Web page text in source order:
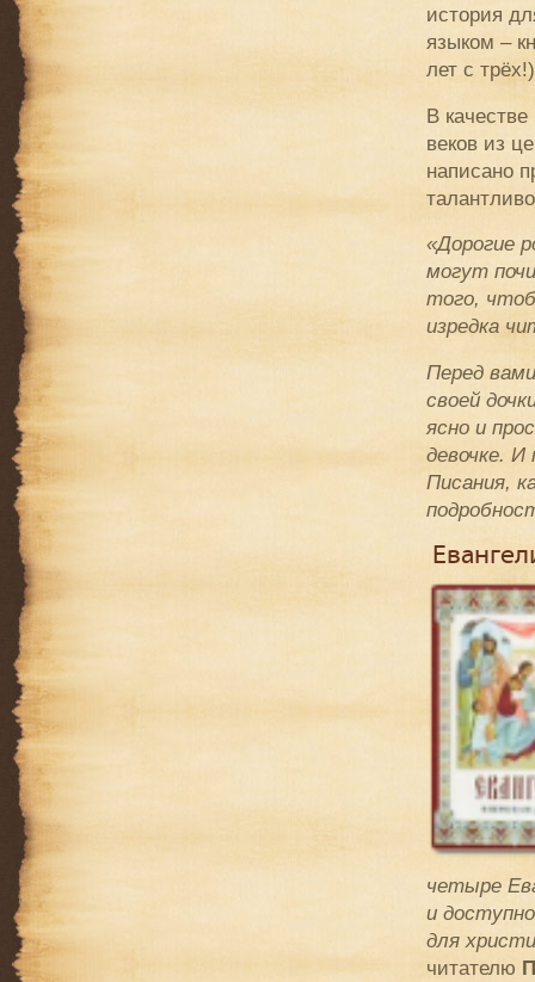
история
языком –
лет с
В
веков из
написано
«Дорогие
могут
того,
изредка
Перед
своей
ясно и
девочке. И
Писания,
четыре
и
для
читателю